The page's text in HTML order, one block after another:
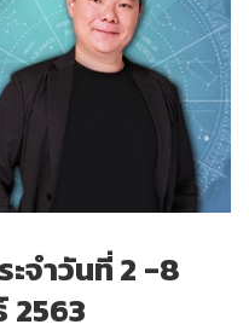
จำวันที่ 2 -8
2563